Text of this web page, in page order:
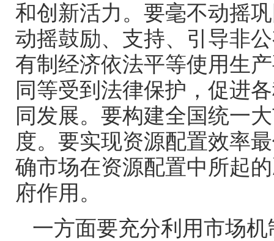
和创新活力。要毫不动摇
动摇鼓励、支持、引导非
有制经济依法平等使用生
同等受到法律保护，促进
同发展。要构建全国统一
度。要实现资源配置效率
确市场在资源配置中所起
府作用。
一方面要充分利用市场